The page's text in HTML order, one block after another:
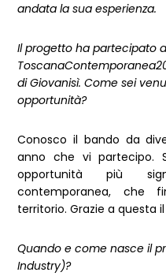
andata la sua esperienza.
Il progetto ha partecipato
di Giovanisì. Come sei
opportunità?
Conosco il bando da
anno che vi partecipo.
opportunità più
contemporanea, che
territorio. Grazie a questa
Quando e come nasce il
Industry)?